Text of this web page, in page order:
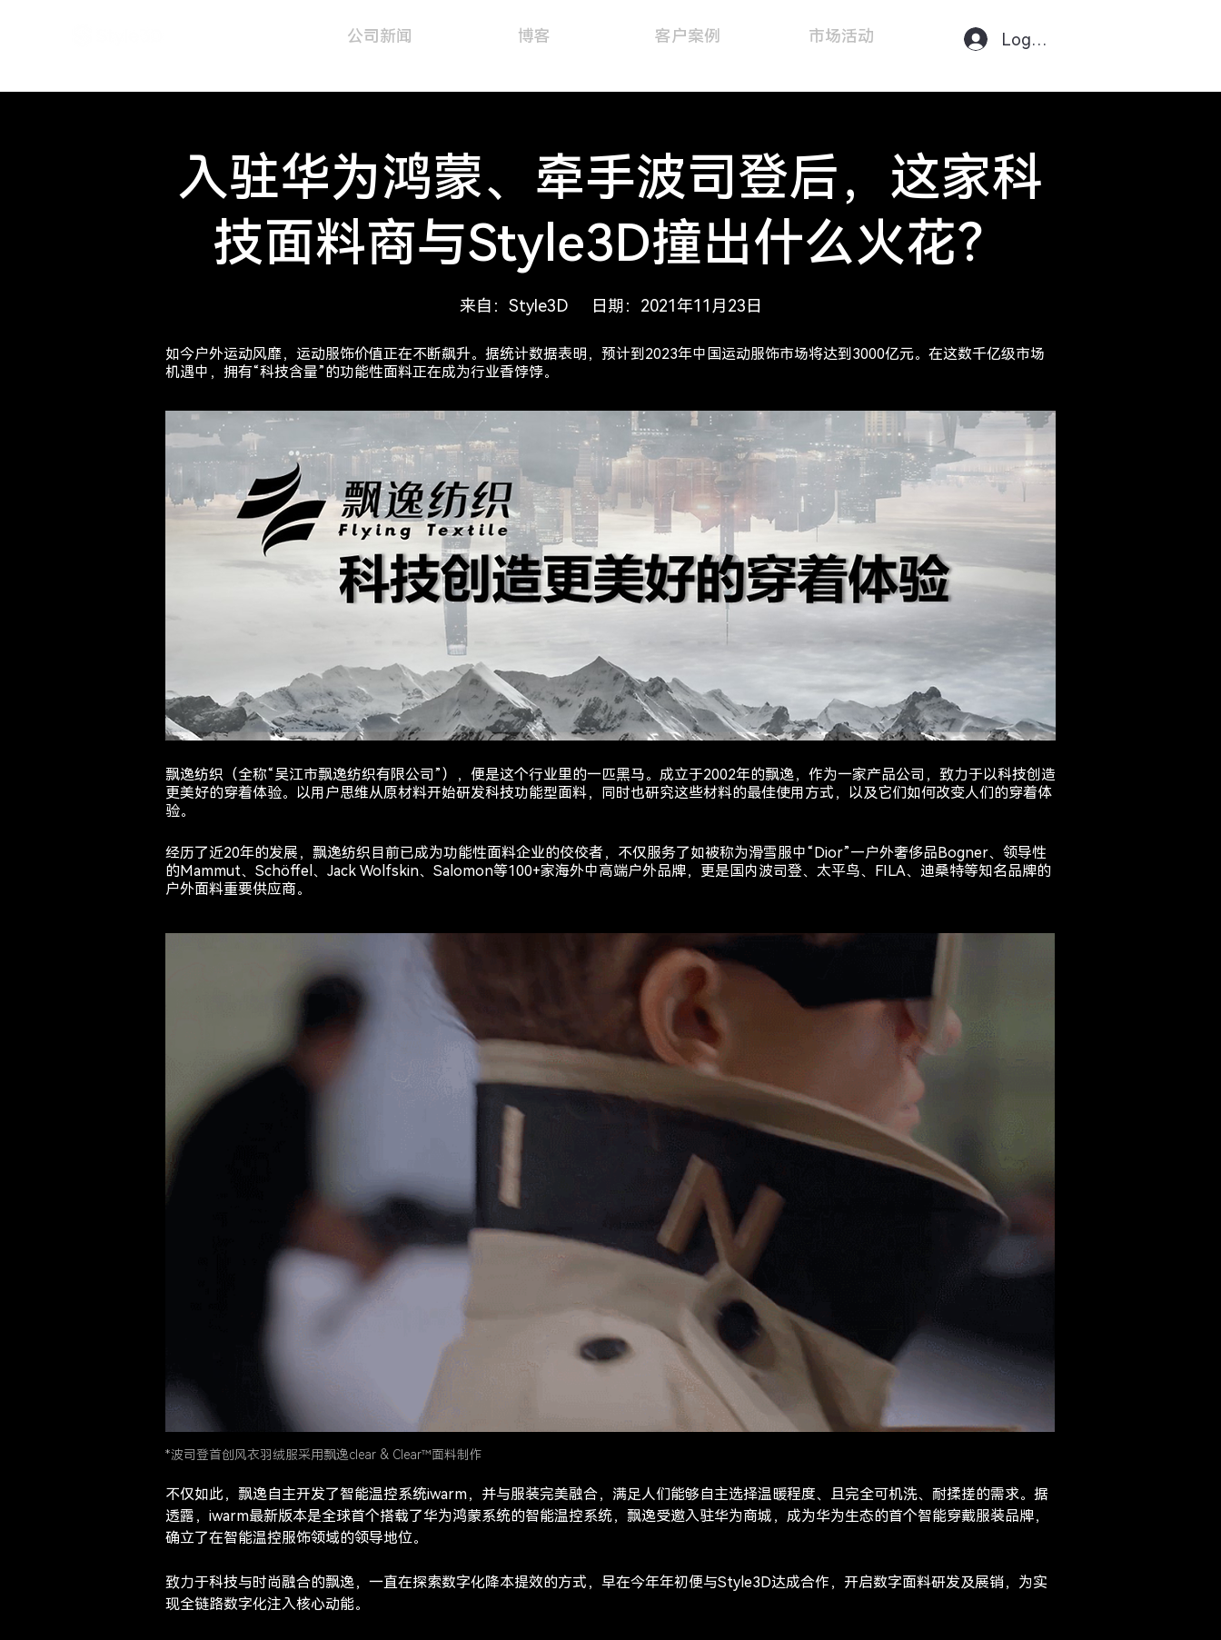
公司新闻 博客 客户案例 市场活动 Log In
入驻华为鸿蒙、牵手波司登后，这家科
技面料商与Style3D撞出什么火花？
来自：Style3D 日期：2021年11月23日
如今户外运动风靡，运动服饰价值正在不断飙升。据统计数据表明，预计到2023年中国运动服饰市场将达到3000亿元。在这数千亿级市场
机遇中，拥有“科技含量”的功能性面料正在成为行业香饽饽。
飘逸纺织（全称“吴江市飘逸纺织有限公司”），便是这个行业里的一匹黑马。成立于2002年的飘逸，作为一家产品公司，致力于以科技创造
更美好的穿着体验。以用户思维从原材料开始研发科技功能型面料，同时也研究这些材料的最佳使用方式，以及它们如何改变人们的穿着体
验。
经历了近20年的发展，飘逸纺织目前已成为功能性面料企业的佼佼者，不仅服务了如被称为滑雪服中“Dior”—户外奢侈品Bogner、领导性
的Mammut、Schöffel、Jack Wolfskin、Salomon等100+家海外中高端户外品牌，更是国内波司登、太平鸟、FILA、迪桑特等知名品牌的
户外面料重要供应商。
*波司登首创风衣羽绒服采用飘逸clear & Clear™面料制作
不仅如此，飘逸自主开发了智能温控系统iwarm，并与服装完美融合，满足人们能够自主选择温暖程度、且完全可机洗、耐揉搓的需求。据
透露，iwarm最新版本是全球首个搭载了华为鸿蒙系统的智能温控系统，飘逸受邀入驻华为商城，成为华为生态的首个智能穿戴服装品牌，
确立了在智能温控服饰领域的领导地位。
致力于科技与时尚融合的飘逸，一直在探索数字化降本提效的方式，早在今年年初便与Style3D达成合作，开启数字面料研发及展销，为实
现全链路数字化注入核心动能。